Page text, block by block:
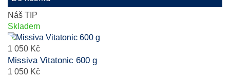
Náš TIP
Skladem
1 050 Kč
Missiva Vitatonic 600 g
1 050 Kč